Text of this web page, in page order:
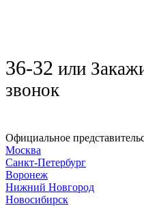
36-32 или
звонок
Официальное
Москва
Санкт-Петербург
Воронеж
Нижний Новгород
Новосибирск